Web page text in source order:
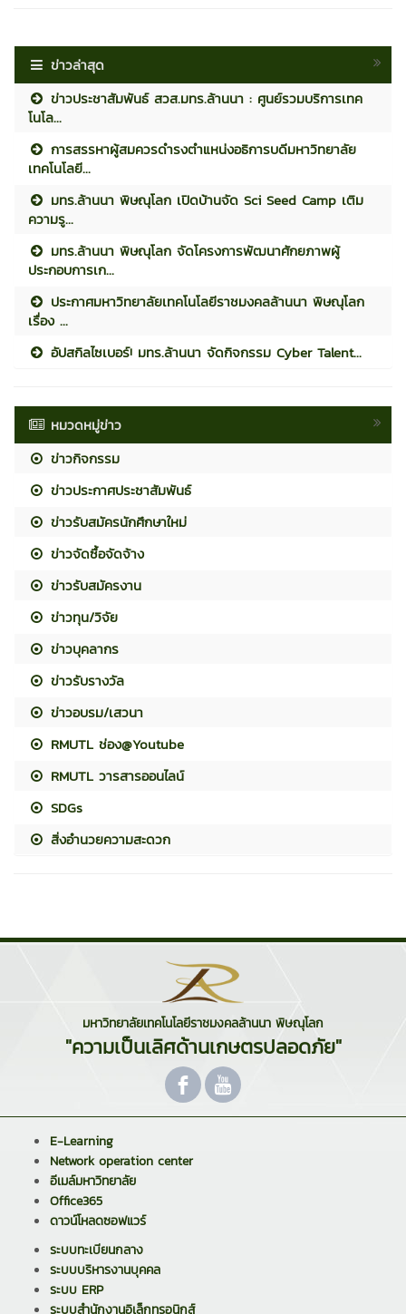
ข่าวล่าสุด
ข่าวประชาสัมพันธ์ สวส.มทร.ล้านนา : ศูนย์รวมบริการเทค
โนโล...
การสรรหาผู้สมควรดำรงตำแหน่งอธิการบดีมหาวิทยาลัย
เทคโนโลยี...
มทร.ล้านนา พิษณุโลก เปิดบ้านจัด Sci Seed Camp เติม
ความรู...
มทร.ล้านนา พิษณุโลก จัดโครงการพัฒนาศักยภาพผู้
ประกอบการเก...
ประกาศมหาวิทยาลัยเทคโนโลยีราชมงคลล้านนา พิษณุโลก
เรื่อง ...
อัปสกิลไซเบอร์! มทร.ล้านนา จัดกิจกรรม Cyber Talent...
หมวดหมู่ข่าว
ข่าวกิจกรรม
ข่าวประกาศประชาสัมพันธ์
ข่าวรับสมัครนักศึกษาใหม่
ข่าวจัดซื้อจัดจ้าง
ข่าวรับสมัครงาน
ข่าวทุน/วิจัย
ข่าวบุคลากร
ข่าวรับรางวัล
ข่าวอบรม/เสวนา
RMUTL ช่อง@Youtube
RMUTL วารสารออนไลน์
SDGs
สิ่งอำนวยความสะดวก
มหาวิทยาลัยเทคโนโลยีราชมงคลล้านนา พิษณุโลก
"ความเป็นเลิศด้านเกษตรปลอดภัย"
E-Learning
Network operation center
อีเมล์มหาวิทยาลัย
Office365
ดาวน์โหลดซอฟแวร์
ระบบทะเบียนกลาง
ระบบบริหารงานบุคคล
ระบบ ERP
ระบบสำนักงานอิเล็กทรอนิกส์